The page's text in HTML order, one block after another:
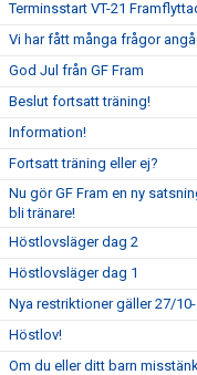
Terminsstart VT-21
Vi har fått många frågor
God Jul från GF Fram
Beslut fortsatt träning!
Information!
Fortsatt träning eller ej?
Nu gör GF Fram en ny
bli tränare!
Höstlovsläger dag 2
Höstlovsläger dag 1
Nya restriktioner gäller 27/
Höstlov!
Om du eller ditt barn